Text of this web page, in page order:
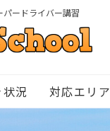
ードライバー講習
況 対応エリア